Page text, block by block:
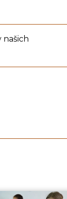
našich